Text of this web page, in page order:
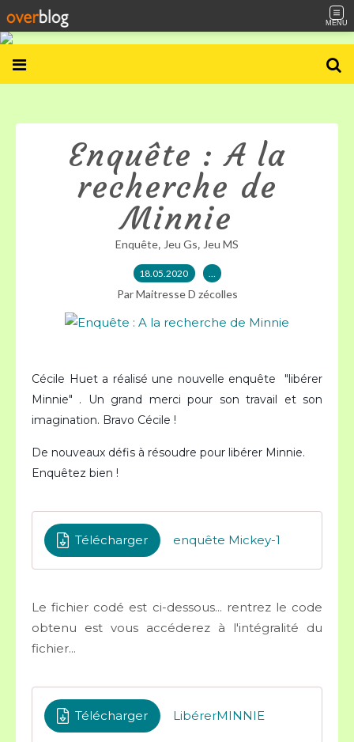
MENU
Enquête : A la
recherche de
Minnie
Enquête, Jeu Gs, Jeu MS
18.05.2020 …
Par Maitresse D zécolles
Cécile Huet a réalisé une nouvelle enquête "libérer
Minnie" . Un grand merci pour son travail et son
imagination. Bravo Cécile !
De nouveaux défis à résoudre pour libérer Minnie.
Enquêtez bien !
Télécharger enquête Mickey-1
Le fichier codé est ci-dessous... rentrez le code
obtenu est vous accéderez à l'intégralité du
fichier...
Télécharger LibérerMINNIE